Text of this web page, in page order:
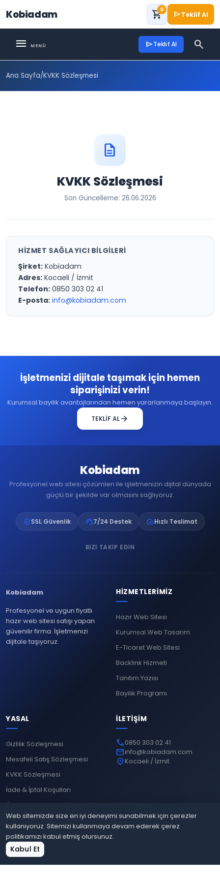
Web sitemizde size en iyi deneyimi sunabilmek için çerezler
kullanıyoruz. Sitemizi kullanmaya devam ederek çerez
politikamızı kabul etmiş olursunuz.
Kabul Et
Kobiadam shopping_cart0 sendTeklif Al
menu sendTeklif Al search
Ana Sayfa/KVKK Sözleşmesi
description
KVKK Sözleşmesi
Son Güncelleme: 26.06.2026
HIZMET SAĞLAYICI BILGILERI
Şirket: Kobiadam
Adres: Kocaeli / İzmit
Telefon: 0850 303 02 41
E-posta: info@kobiadam.com
İşletmenizi dijitale taşımak için hemen
siparişinizi verin!
Kurumsal bayilik avantajlarından hemen yararlanmaya başlayın.
TEKLİF ALarrow_forward
Kobiadam
Profesyonel web sitesi çözümleri ile işletmenizin dijital dünyada
güçlü bir şekilde var olmasını sağlıyoruz.
verified_userSSL Güvenlik support_agent7/24 Destek speedHızlı Teslimat
BIZI TAKIP EDIN
Kobiadam
Profesyonel ve uygun fiyatlı
hazır web sitesi satışı yapan
güvenilir firma. İşletmenizi
dijitale taşıyoruz.
HIZMETLERIMIZ
Hazır Web Sitesi
Kurumsal Web Tasarım
E-Ticaret Web Sitesi
Backlink Hizmeti
Tanıtım Yazısı
Bayilik Programı
YASAL
Gizlilik Sözleşmesi
Mesafeli Satış Sözleşmesi
KVKK Sözleşmesi
İade & İptal Koşulları
Ödeme Yöntemleri
İLETIŞIM
phone0850 303 02 41
mailinfo@kobiadam.com
location_on Kocaeli / İzmit
Kobiadam
home
Ana Sayfa